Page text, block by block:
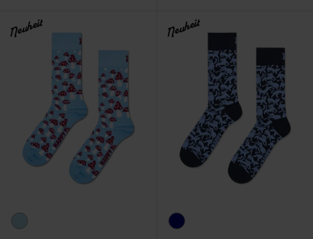
Neuheit Neuheit